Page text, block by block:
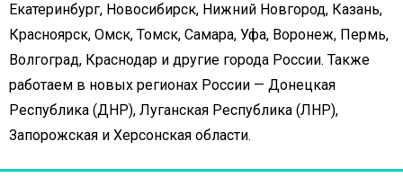
Екатеринбург, Новосибирск, Нижний Новгород, Казань,
Красноярск, Омск, Томск, Самара, Уфа, Воронеж, Пермь,
Волгоград, Краснодар и другие города России. Также
работаем в новых регионах России — Донецкая
Республика (ДНР), Луганская Республика (ЛНР),
Запорожская и Херсонская области.